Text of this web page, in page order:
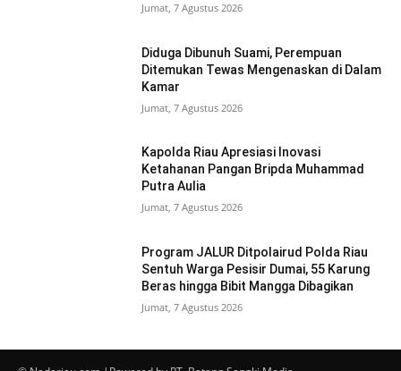
Jumat, 7 Agustus 2026
Diduga Dibunuh Suami, Perempuan
Ditemukan Tewas Mengenaskan di Dalam
Kamar
Jumat, 7 Agustus 2026
Kapolda Riau Apresiasi Inovasi
Ketahanan Pangan Bripda Muhammad
Putra Aulia
Jumat, 7 Agustus 2026
Program JALUR Ditpolairud Polda Riau
Sentuh Warga Pesisir Dumai, 55 Karung
Beras hingga Bibit Mangga Dibagikan
Jumat, 7 Agustus 2026